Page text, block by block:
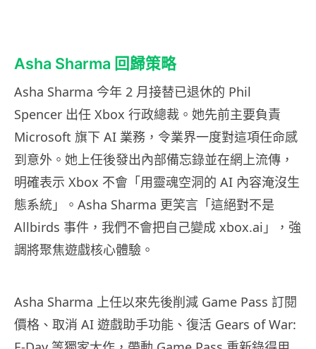
Asha Sharma 回歸策略
Asha Sharma 今年 2 月接替已退休的 Phil
Spencer 出任 Xbox 行政總裁。她先前主要負責
Microsoft 旗下 AI 業務，令業界一度對這項任命感
到意外。她上任後發出內部備忘錄並在網上流傳，
明確表示 Xbox 不會「用靈魂空洞的 AI 內容淹沒生
態系統」。Asha Sharma 更笑言「這絕對不是
Allbirds 事件，我們不會把自己變成 xbox.ai」，強
調將聚焦遊戲核心體驗。
Asha Sharma 上任以來先後削減 Game Pass 訂閱
價格、取消 AI 遊戲助手功能、復活 Gears of War: